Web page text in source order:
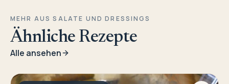
MEHR AUS SALATE UND DRESSINGS
Ähnliche Rezepte
Alle ansehen